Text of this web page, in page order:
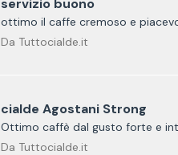
servizio buono
ottimo il caffe cremoso e
Da Tuttocialde.it
cialde Agostani Strong
Ottimo caffè dal gusto forte e
Da Tuttocialde.it